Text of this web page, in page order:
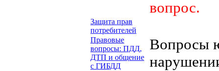
вопрос.
Защита прав
потребителей
Правовые
вопросы: ПДД,
ДТП и общение
с ГИБДД
Вопросы